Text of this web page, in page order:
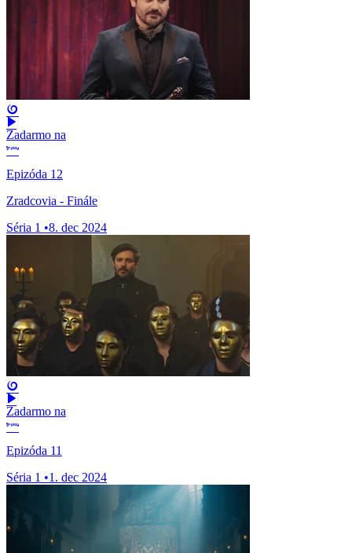
Zadarmo na
Epizóda 12
Zradcovia - Finále
Séria 1 •8. dec 2024
Zadarmo na
Epizóda 11
Séria 1 •1. dec 2024